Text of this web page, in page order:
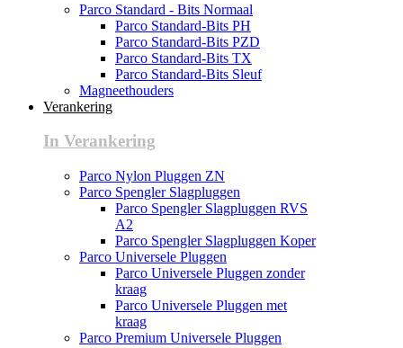
Parco Standard - Bits Normaal
Parco Standard-Bits PH
Parco Standard-Bits PZD
Parco Standard-Bits TX
Parco Standard-Bits Sleuf
Magneethouders
Verankering
In Verankering
Parco Nylon Pluggen ZN
Parco Spengler Slagpluggen
Parco Spengler Slagpluggen RVS
A2
Parco Spengler Slagpluggen Koper
Parco Universele Pluggen
Parco Universele Pluggen zonder
kraag
Parco Universele Pluggen met
kraag
Parco Premium Universele Pluggen